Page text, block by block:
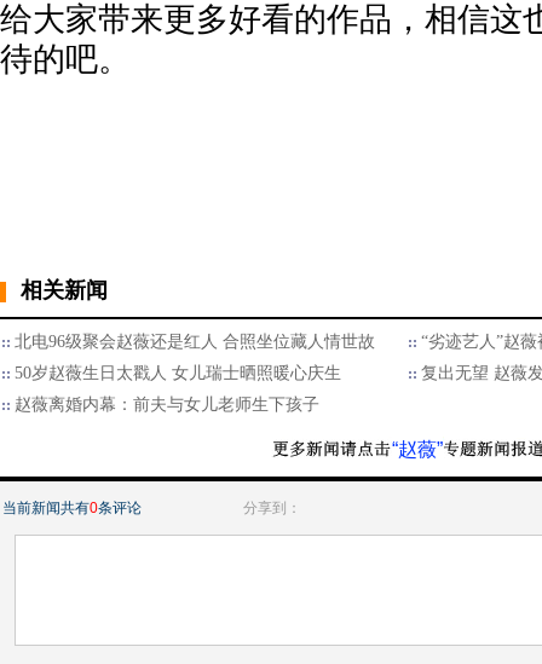
给大家带来更多好看的作品，相信这
待的吧。
相关新闻
北电96级聚会赵薇还是红人 合照坐位藏人情世故
“劣迹艺人”赵
50岁赵薇生日太戳人 女儿瑞士晒照暖心庆生
复出无望 赵薇
赵薇离婚内幕：前夫与女儿老师生下孩子
“赵薇”
当前新闻共有0条评论 分享到：